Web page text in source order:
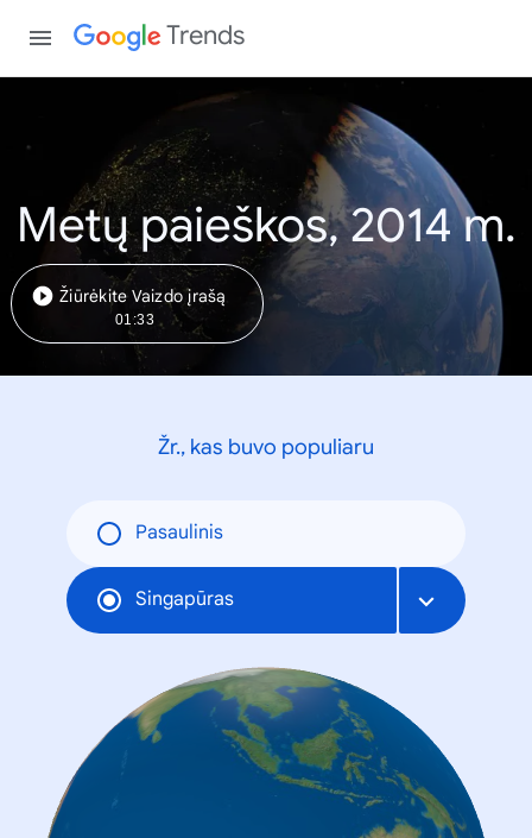
Trends
Metų paieškos, 2014 m.
Žiūrėkite Vaizdo įrašą
01:33
Žr., kas buvo populiaru
Pasaulinis
Singapūras